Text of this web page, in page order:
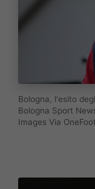
Bologna, l'esito
Bologna Sport
Images Via